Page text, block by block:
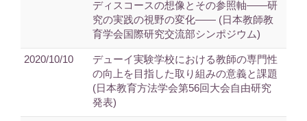
ディスコースの想像とその参照軸——研
究の実践の視野の変化—— (日本教師教
育学会国際研究交流部シンポジウム)
2020/10/10
デューイ実験学校における教師の専門性
の向上を目指した取り組みの意義と課題
(日本教育方法学会第56回大会自由研究
発表)